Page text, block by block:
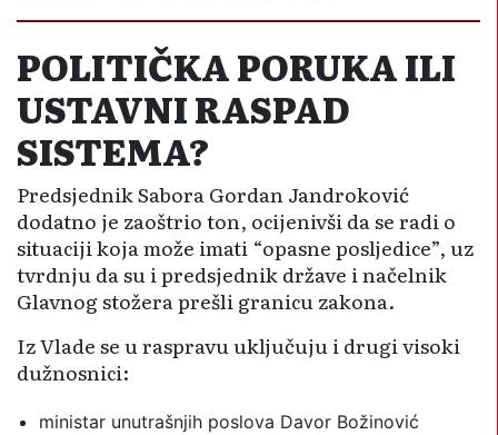
POLITIČKA PORUKA ILI
USTAVNI RASPAD
SISTEMA?
Predsjednik Sabora Gordan Jandroković
dodatno je zaoštrio ton, ocijenivši da se radi o
situaciji koja može imati “opasne posljedice”, uz
tvrdnju da su i predsjednik države i načelnik
Glavnog stožera prešli granicu zakona.
Iz Vlade se u raspravu uključuju i drugi visoki
dužnosnici:
ministar unutrašnjih poslova Davor Božinović